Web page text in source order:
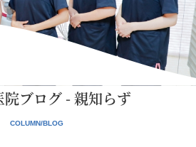
ブログ - 親知らず